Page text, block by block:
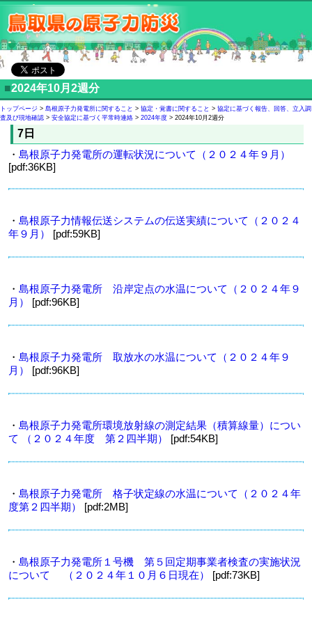
■2024年10月2週分
トップページ > 島根原子力発電所に関すること > 協定・覚書に関すること > 協定に基づく報告、回答、立入調
査及び現地確認 > 安全協定に基づく平常時連絡 > 2024年度 > 2024年10月2週分
7日
・ 島根原子力発電所の運転状況について（２０２４年９月）
[pdf:36KB]
・ 島根原子力情報伝送システムの伝送実績について（２０２４
年９月）
[pdf:59KB]
・ 島根原子力発電所 沿岸定点の水温について（２０２４年９
月）
[pdf:96KB]
・ 島根原子力発電所 取放水の水温について（２０２４年９
月）
[pdf:96KB]
・ 島根原子力発電所環境放射線の測定結果（積算線量）につい
て （２０２４年度 第２四半期）
[pdf:54KB]
・ 島根原子力発電所 格子状定線の水温について（２０２４年
度第２四半期）
[pdf:2MB]
・ 島根原子力発電所１号機 第５回定期事業者検査の実施状況
について （２０２４年１０月６日現在）
[pdf:73KB]